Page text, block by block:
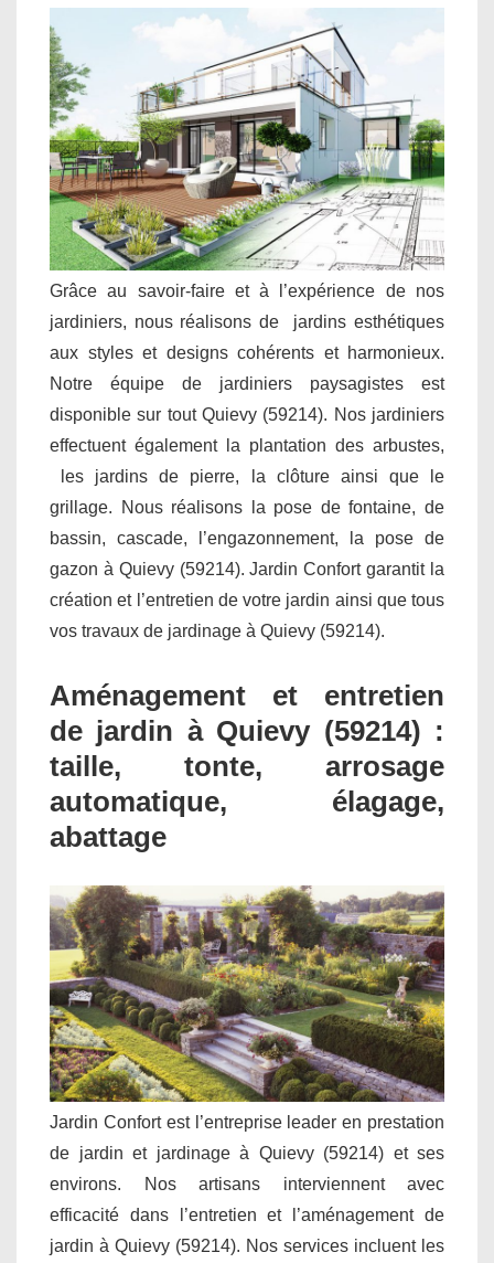
Grâce au savoir-faire et à l’expérience de nos
jardiniers, nous réalisons de jardins esthétiques
aux styles et designs cohérents et harmonieux.
Notre équipe de jardiniers paysagistes est
disponible sur tout Quievy (59214). Nos jardiniers
effectuent également la plantation des arbustes,
les jardins de pierre, la clôture ainsi que le
grillage. Nous réalisons la pose de fontaine, de
bassin, cascade, l’engazonnement, la pose de
gazon à Quievy (59214). Jardin Confort garantit la
création et l’entretien de votre jardin ainsi que tous
vos travaux de jardinage à Quievy (59214).
Aménagement et entretien
de jardin à Quievy (59214) :
taille, tonte, arrosage
automatique, élagage,
abattage
Jardin Confort est l’entreprise leader en prestation
de jardin et jardinage à Quievy (59214) et ses
environs. Nos artisans interviennent avec
efficacité dans l’entretien et l’aménagement de
jardin à Quievy (59214). Nos services incluent les